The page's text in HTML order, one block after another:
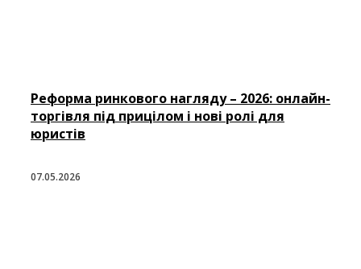
Реформа ринкового нагляду – 2026: онлайн-
торгівля під прицілом і нові ролі для
юристів
07.05.2026